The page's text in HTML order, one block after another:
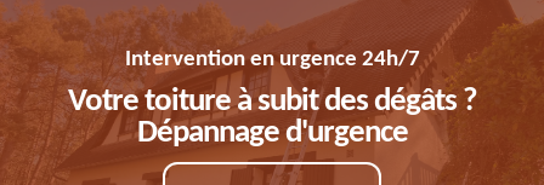
Intervention en urgence 24h/7
Votre toiture à subit des dégâts ?
Dépannage d'urgence